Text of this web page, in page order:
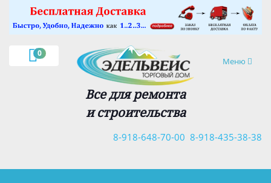
0
Навигация
Меню
Все для ремонта
и строительства
8-918-435-38-38
8-918-648-70-00
×